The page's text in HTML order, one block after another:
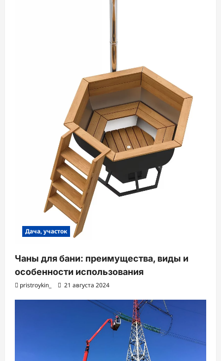
Дача, участок
Чаны для бани: преимущества, виды и
особенности использования
pristroykin_ 21 августа 2024